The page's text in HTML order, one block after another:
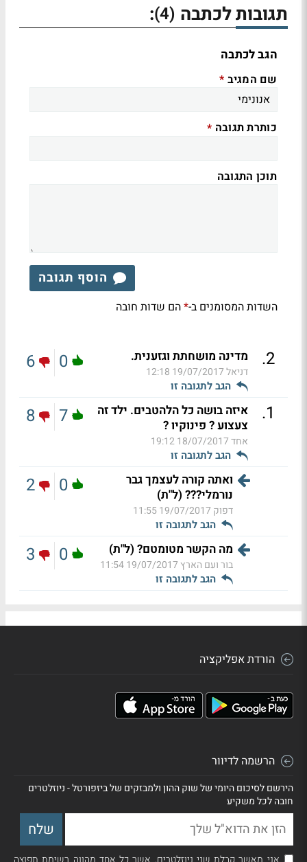
תגובות לכתבה (4)
:
הגב לכתבה
שם המגיב *
כותרת תגובה *
תוכן התגובה
הוסף תגובה
השדות המסומנים ב-*הם שדות חובה
2
. מדינה מושחתת וגזענית.
דניאל19/07/2017 12:18
הגב לתגובה זו
0
6
1
.
איזה בושה כל הלהטבים. ילד זה
צעצוע ? פינוקיו ?
אחד18/07/2017 19:12
הגב לתגובה זו
7
8
ואתה קורה לעצמך גבר
נורמלי??? (ל"ת)
דפוק 19/07/2017 11:55
הגב לתגובה זו
0
2
מה הקשר מטומטם? (ל"ת)
בור ועם הארץ 19/07/2017 11:54
הגב לתגובה זו
0
3
הורדת אפליקציה
הרשמה לדיוור
הירשם לסיכום היומי של שוק ההון ולמבזקים של ביזפורטל - ניוזלטרים
חובה לכל משקיע